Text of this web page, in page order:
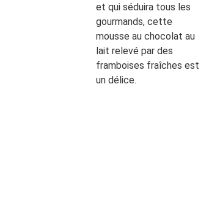
et qui séduira tous les
gourmands, cette
mousse au chocolat au
lait relevé par des
framboises fraîches est
un délice.